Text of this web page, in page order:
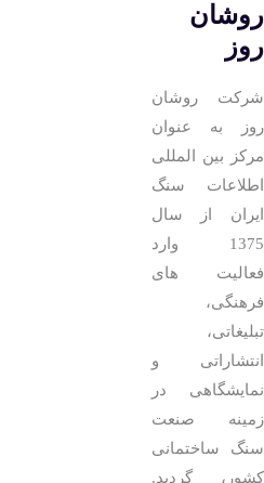
روشان
روز
شرکت روشان
روز به عنوان
مرکز بین المللی
اطلاعات سنگ
ایران از سال
1375 وارد
فعالیت های
فرهنگی،
تبلیغاتی،
انتشاراتی و
نمایشگاهی در
زمینه صنعت
سنگ ساختمانی
کشور، گردید.